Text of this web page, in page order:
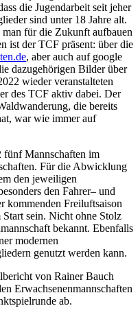
die Jugendarbeit seit jeher
sind unter 18 Jahre alt.
man für die Zukunft aufbauen
ist der TCF präsent: über die
, aber auch auf google
dazugehörigen Bilder über
wiederveranstalteten
des TCF aktiv dabei. Der
, die bereits
war wie immer auf
fünfMannschaften im
. Für die Abwicklung
den jeweiligen
den Fahrer– und
kommenden Freiluftsaison
Start sein. Nicht ohne Stolz
bekannt. Ebenfalls
modernen
genutzt werden kann.
von Rainer Bauch
Erwachsenenmannschaften
ab.